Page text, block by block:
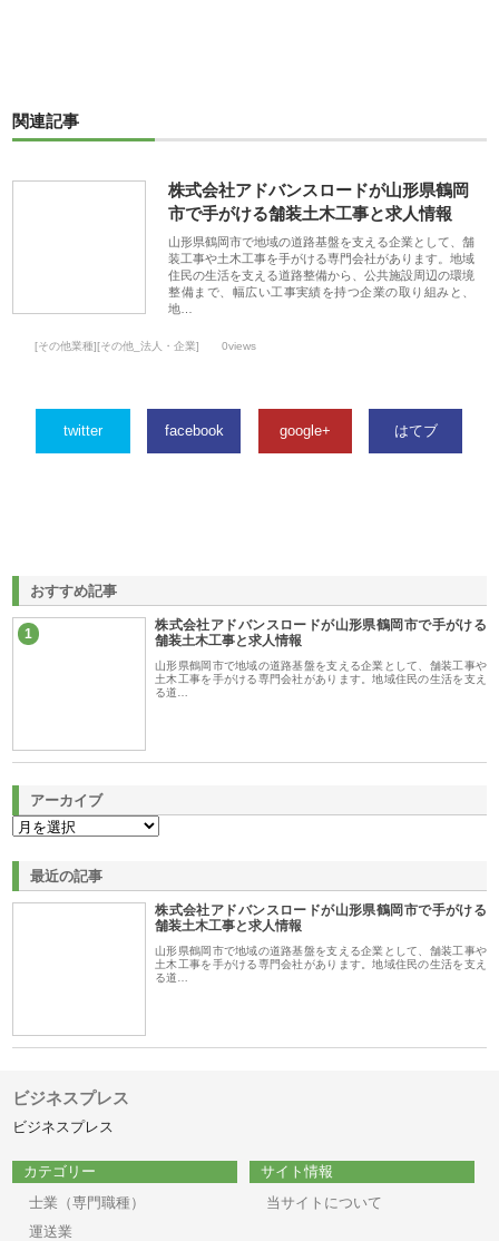
関連記事
株式会社アドバンスロードが山形県鶴岡
市で手がける舗装土木工事と求人情報
山形県鶴岡市で地域の道路基盤を支える企業として、舗
装工事や土木工事を手がける専門会社があります。地域
住民の生活を支える道路整備から、公共施設周辺の環境
整備まで、幅広い工事実績を持つ企業の取り組みと、
地…
[その他業種][その他_法人・企業] 0views
twitter facebook google+ はてブ
おすすめ記事
1
株式会社アドバンスロードが山形県鶴岡市で手がける
舗装土木工事と求人情報
山形県鶴岡市で地域の道路基盤を支える企業として、舗装工事や
土木工事を手がける専門会社があります。地域住民の生活を支え
る道…
アーカイブ
最近の記事
株式会社アドバンスロードが山形県鶴岡市で手がける
舗装土木工事と求人情報
山形県鶴岡市で地域の道路基盤を支える企業として、舗装工事や
土木工事を手がける専門会社があります。地域住民の生活を支え
る道…
ビジネスプレス
ビジネスプレス
カテゴリー
士業（専門職種）
運送業
サイト情報
当サイトについて